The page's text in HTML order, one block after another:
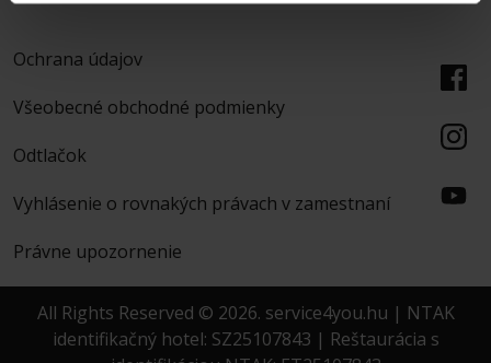
Ochrana údajov
Všeobecné obchodné podmienky
Odtlačok
Vyhlásenie o rovnakých právach v zamestnaní
Právne upozornenie
All Rights Reserved © 2026. service4you.hu | NTAK
identifikačný hotel: SZ25107843 | Reštaurácia s